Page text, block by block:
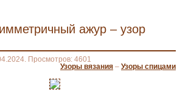
ажур – узор
Просмотров: 4601
Узоры вязания – Узоры спицами